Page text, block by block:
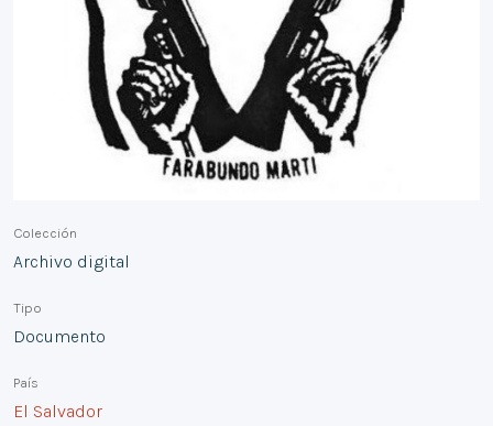
Colección
Archivo digital
Tipo
Documento
País
El Salvador